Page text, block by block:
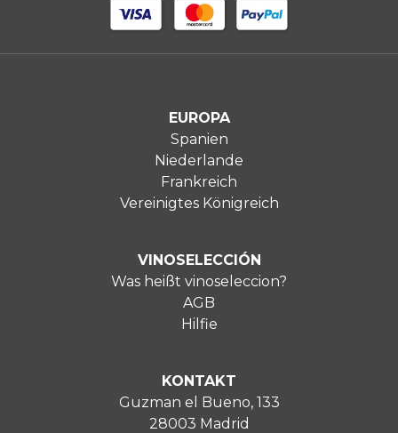
EUROPA
Spanien
Niederlande
Frankreich
Vereinigtes Königreich
VINOSELECCIÓN
Was heißt vinoseleccion?
AGB
Hilfie
KONTAKT
Guzman el Bueno, 133
28003 Madrid